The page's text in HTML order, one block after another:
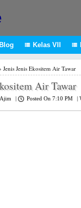
 Kelas VII 
Jenis Jenis Ekositem Air Tawar
Air Tawar
Posted On 7:10 PM